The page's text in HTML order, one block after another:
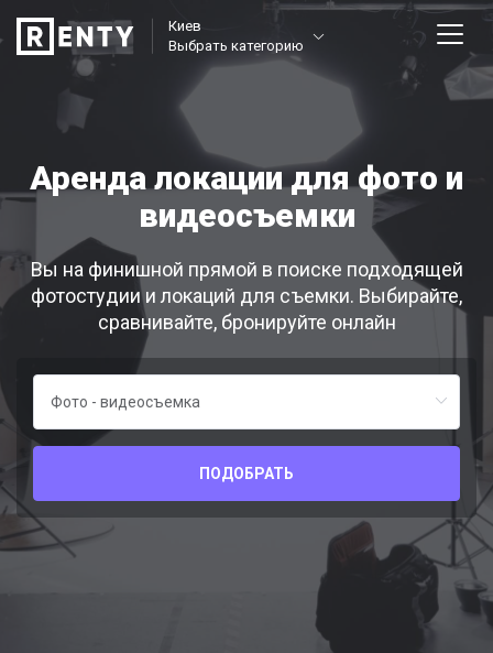
Киев
Выбрать категорию
Аренда локации для фото и
видеосъемки
Вы на финишной прямой в поиске подходящей
фотостудии и локаций для съемки. Выбирайте,
сравнивайте, бронируйте онлайн
ПОДОБРАТЬ